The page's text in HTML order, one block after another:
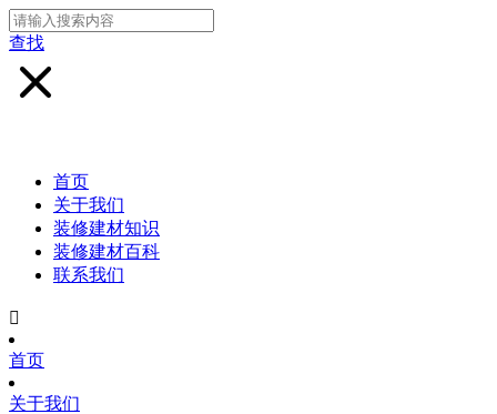
查找
首页
关于我们
装修建材知识
装修建材百科
联系我们

首页
关于我们